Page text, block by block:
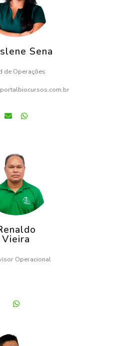
Sena
de Operações
Vieira
Operacional